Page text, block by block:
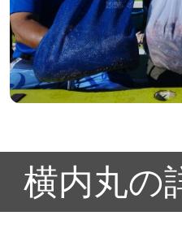
横内丸の